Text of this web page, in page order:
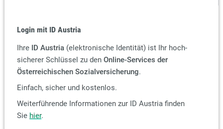
Login mit ID Austria
Ihre ID Austria(elektronische Identität) ist Ihr hoch-
sicherer Schlüssel zu den Online-Services der
Österreichischen Sozialversicherung.
Einfach, sicher und kostenlos.
Weiterführende Informationen zur ID Austria finden
Sie hier.